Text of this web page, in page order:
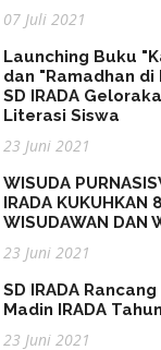
07 Juli 2021
Launching Buku
dan "Ramadhan di
SD IRADA
Literasi Siswa
23 Juni 2021
WISUDA
IRADA KUKUHKAN
WISUDAWAN DAN
23 Juni 2021
SD IRADA
Madin IRADA
23 Juni 2021